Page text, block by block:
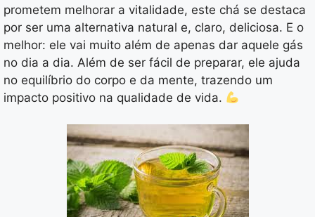
prometem melhorar a vitalidade, este chá se destaca
por ser uma alternativa natural e, claro, deliciosa. E o
melhor: ele vai muito além de apenas dar aquele gás
no dia a dia. Além de ser fácil de preparar, ele ajuda
no equilíbrio do corpo e da mente, trazendo um
impacto positivo na qualidade de vida.